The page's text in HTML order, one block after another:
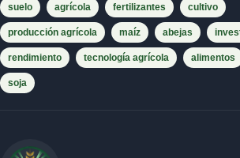
suelo agrícola fertilizantes cultivo
producción agrícola maíz abejas
rendimiento tecnología agrícola alimentos
soja